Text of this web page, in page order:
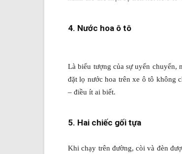
4. Nước hoa ô tô
Là biểu tượng của sự uyển chuyển,
đặt lọ nước hoa trên xe ô tô không
– điều ít ai biết.
5. Hai chiếc gối tựa
Khi chạy trên đường, còi và đèn